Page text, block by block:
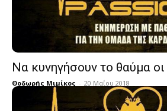
Να κυνηγήσουν το θαύμα
Θοδωρής Μιμίκος - 20 Μαΐου 2018